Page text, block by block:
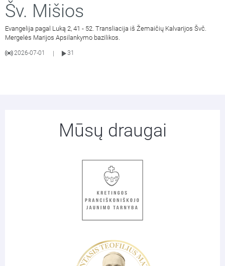
Šv. Mišios
Evangelija pagal Luką 2, 41 - 52. Transliacija iš Žemaičių Kalvarijos Švč.
Mergelės Marijos Apsilankymo bazilikos.
2026-07-01 31
Mūsų draugai